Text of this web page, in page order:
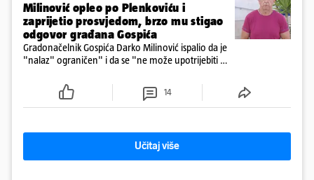
Milinović opleo po Plenkoviću i
zaprijetio prosvjedom, brzo mu stigao
odgovor građana Gospića
Gradonačelnik Gospića Darko Milinović ispalio da je
"nalaz" ograničen" i da se "ne može upotrijebiti za
ga je naručio Uskok i da je dio spisa
14
Učitaj više